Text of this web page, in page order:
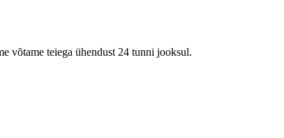
võtame teiega ühendust 24 tunni jooksul.